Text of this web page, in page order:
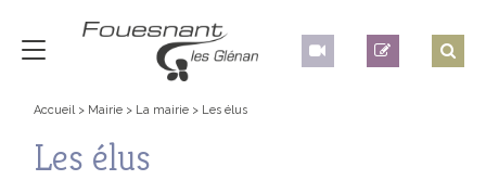
Accueil> Mairie > La mairie > Les élus
Les élus